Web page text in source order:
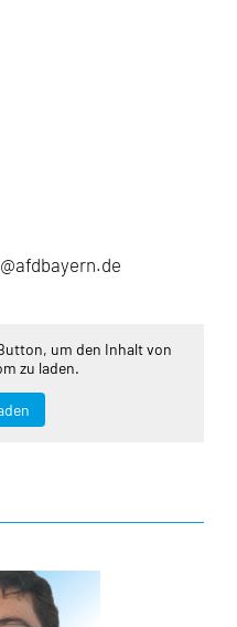
um den Inhalt von
zu laden.